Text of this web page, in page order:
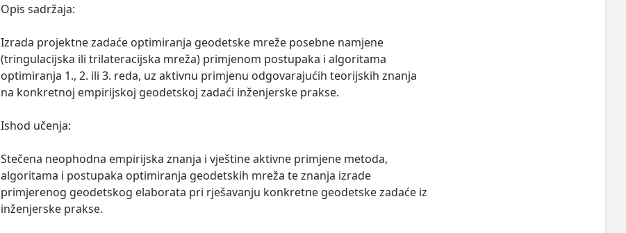
Opis sadržaja:
Izrada projektne zadaće optimiranja geodetske mreže posebne namjene
(tringulacijska ili trilateracijska mreža) primjenom postupaka i algoritama
optimiranja 1., 2. ili 3. reda, uz aktivnu primjenu odgovarajućih teorijskih znanja
na konkretnoj empirijskoj geodetskoj zadaći inženjerske prakse.
Ishod učenja:
Stečena neophodna empirijska znanja i vještine aktivne primjene metoda,
algoritama i postupaka optimiranja geodetskih mreža te znanja izrade
primjerenog geodetskog elaborata pri rješavanju konkretne geodetske zadaće iz
inženjerske prakse.